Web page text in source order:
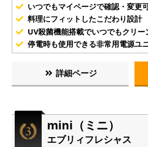
いつでもマイページで確認・変更
料理にフィットしたこだわり設計
UV殺菌機能搭載でいつでもクリー
停電時も使用できる非常用電源ユ
詳細ページ
mini（ミニ）
エブリィフレシャス